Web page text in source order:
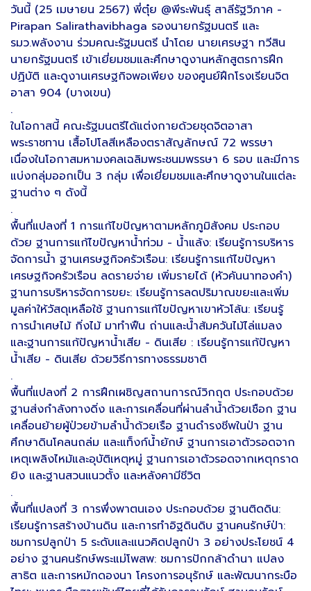
วันนี้ (25 เมษายน 2567) พี่ตุ๋ย @พีระพันธุ์ สาลีรัฐวิภาค -
Pirapan Salirathavibhaga รองนายกรัฐมนตรี และ
รมว.พลังงาน ร่วมคณะรัฐมนตรี นำโดย นายเศรษฐา ทวีสิน
นายกรัฐมนตรี เข้าเยี่ยมชมและศึกษาดูงานหลักสูตรการฝึก
ปฏิบัติ และดูงานเศรษฐกิจพอเพียง ของศูนย์ฝึกโรงเรียนจิต
อาสา 904 (บางเขน)
.
ในโอกาสนี้ คณะรัฐมนตรีได้แต่งกายด้วยชุดจิตอาสา
พระราชทาน เสื้อโปโลสีเหลืองตราสัญลักษณ์ 72 พรรษา
เนื่องในโอกาสมหามงคลเฉลิมพระชนมพรรษา 6 รอบ และมีการ
แบ่งกลุ่มออกเป็น 3 กลุ่ม เพื่อเยี่ยมชมและศึกษาดูงานในแต่ละ
ฐานต่าง ๆ ดังนี้
.
พื้นที่แปลงที่ 1 การแก้ไขปัญหาตามหลักภูมิสังคม ประกอบ
ด้วย ฐานการแก้ไขปัญหาน้ำท่วม - น้ำแล้ง: เรียนรู้การบริหาร
จัดการน้ำ ฐานเศรษฐกิจครัวเรือน: เรียนรู้การแก้ไขปัญหา
เศรษฐกิจครัวเรือน ลดรายจ่าย เพิ่มรายได้ (หัวคันนาทองคำ)
ฐานการบริหารจัดการขยะ: เรียนรู้การลดปริมาณขยะและเพิ่ม
มูลค่าให้วัสดุเหลือใช้ ฐานการแก้ไขปัญหาเขาหัวโล้น: เรียนรู้
การนำเศษไม้ กิ่งไม้ มาทำฟืน ถ่านและน้ำส้มควันไม้ไล่แมลง
และฐานการแก้ปัญหาน้ำเสีย - ดินเสีย : เรียนรู้การแก้ปัญหา
น้ำเสีย - ดินเสีย ด้วยวิธีการทางธรรมชาติ
.
พื้นที่แปลงที่ 2 การฝึกเผชิญสถานการณ์วิกฤต ประกอบด้วย
ฐานส่งกำลังทางดิ่ง และการเคลื่อนที่ผ่านลำน้ำด้วยเชือก ฐาน
เคลื่อนย้ายผู้ป่วยข้ามลำน้ำด้วยเรือ ฐานดำรงชีพในป่า ฐาน
ศึกษาดินโคลนถล่ม และแท็งก์น้ำยักษ์ ฐานการเอาตัวรอดจาก
เหตุเพลิงไหม้และอุบัติเหตุหมู่ ฐานการเอาตัวรอดจากเหตุกราด
ยิง และฐานสวนแนวตั้ง และหลังคามีชีวิต
.
พื้นที่แปลงที่ 3 การพึ่งพาตนเอง ประกอบด้วย ฐานติดดิน:
เรียนรู้การสร้างบ้านดิน และการทำอิฐดินดิบ ฐานคนรักษ์ป่า:
ชมการปลูกป่า 5 ระดับและแนวคิดปลูกป่า 3 อย่างประโยชน์ 4
อย่าง ฐานคนรักษ์พระแม่โพสพ: ชมการปักกล้าดำนา แปลง
สาธิต และการหมักดองนา โครงการอนุรักษ์ และพัฒนากระบือ